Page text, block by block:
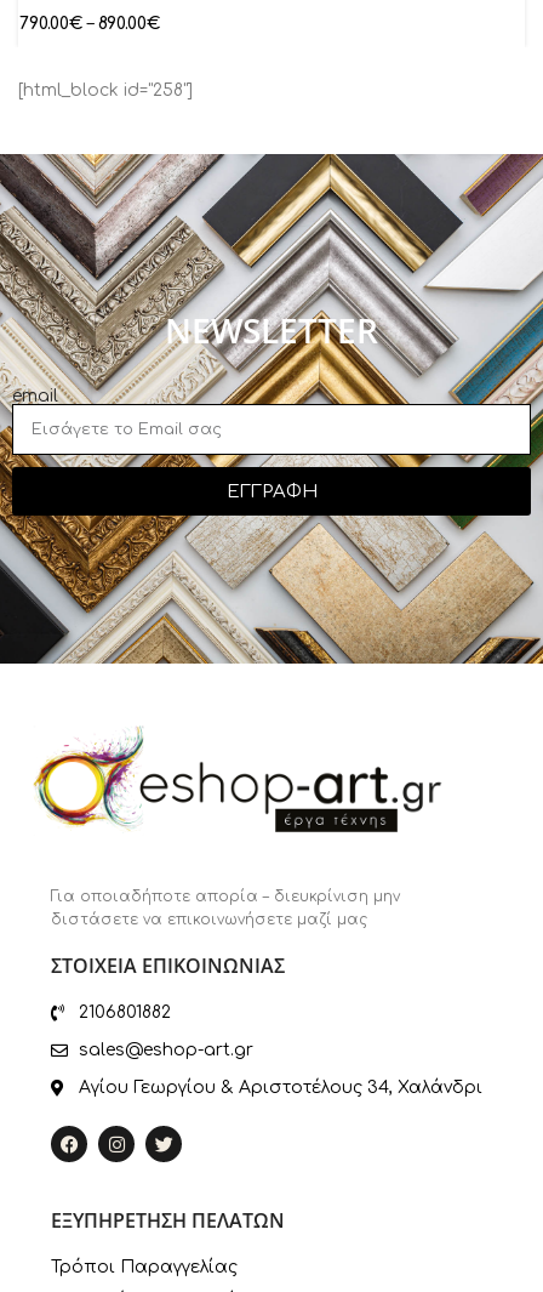
790.00€ – 890.00€
[html_block id="258"]
NEWSLETTER
email
ΕΓΓΡΑΦΗ
Για οποιαδήποτε απορία – διευκρίνιση μην
διστάσετε να επικοινωνήσετε μαζί μας
ΣΤΟΙΧΕΙΑ ΕΠΙΚΟΙΝΩΝΙΑΣ
2106801882
sales@eshop-art.gr
Αγίου Γεωργίου & Αριστοτέλους 34, Χαλάνδρι
ΕΞΥΠΗΡΕΤΗΣΗ ΠΕΛΑΤΩΝ
Τρόποι Παραγγελίας